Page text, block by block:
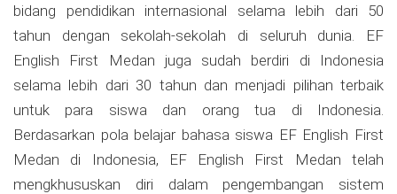
bidang pendidikan internasional selama lebih dari 50
tahun dengan sekolah-sekolah di seluruh dunia. EF
English First Medan juga sudah berdiri di Indonesia
selama lebih dari 30 tahun dan menjadi pilihan terbaik
untuk para siswa dan orang tua di Indonesia.
Berdasarkan pola belajar bahasa siswa EF English First
Medan di Indonesia, EF English First Medan telah
mengkhususkan diri dalam pengembangan sistem